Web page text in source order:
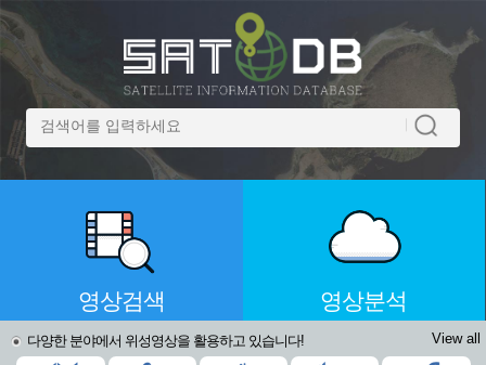
영상검색 영상분석
다양한 분야에서 위성영상을 활용하고 있습니다! View all